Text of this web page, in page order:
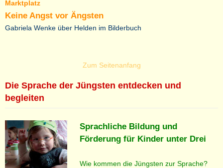
Marktplatz
Keine Angst vor Ängsten
Gabriela Wenke über Helden im Bilderbuch
Zum Seitenanfang
Die Sprache der Jüngsten entdecken und
begleiten
Sprachliche Bildung und
Förderung für Kinder unter Drei
Wie kommen die Jüngsten zur Sprache?